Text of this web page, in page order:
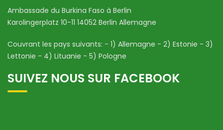
Ambassade du Burkina Faso à Berlin
Karolingerplatz 10-11 14052 Berlin Allemagne
Couvrant les pays suivants: - 1) Allemagne - 2) Estonie - 3)
Lettonie - 4) Lituanie - 5) Pologne
SUIVEZ NOUS SUR FACEBOOK